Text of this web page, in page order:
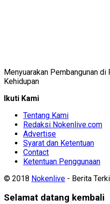
Menyuarakan Pembangunan
Kehidupan
Ikuti Kami
Tentang Kami
Redaksi Nokenlive.com
Advertise
Syarat dan Ketentuan
Contact
Ketentuan Penggunaan
© 2018 Nokenlive - Berita
Selamat datang kembali